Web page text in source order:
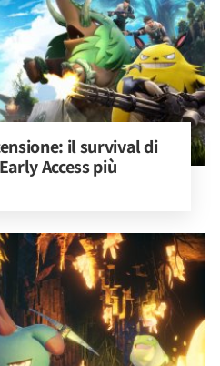
il survival di
Access più